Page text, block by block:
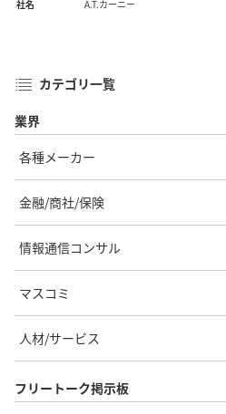
社名 A.T.カーニー
カテゴリ一覧
業界
各種メーカー
金融/商社/保険
情報通信コンサル
マスコミ
人材/サービス
フリートーク掲示板